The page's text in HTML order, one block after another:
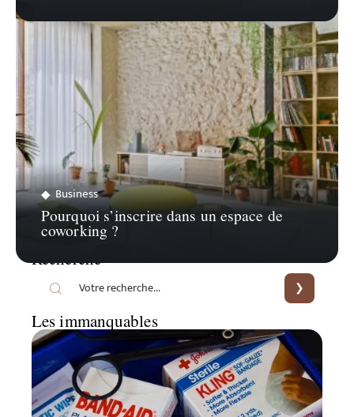
Business
Pourquoi s’inscrire dans un espace de
coworking ?
Recherche
Les immanquables